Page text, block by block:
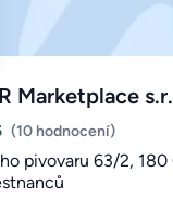
Marketplace
(10 hodnocení)
pivovaru 63/2, 180